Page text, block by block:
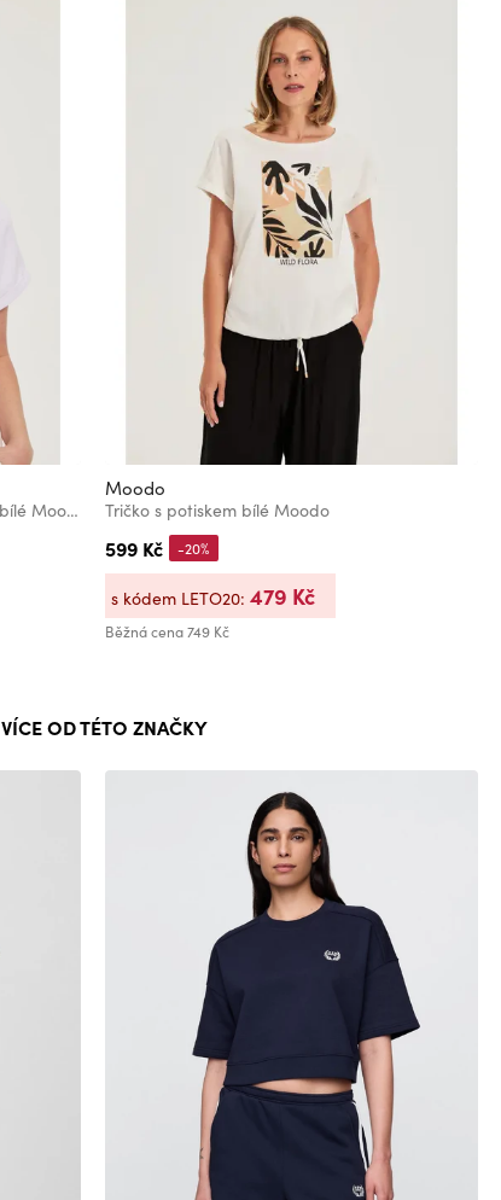
Bavlněné tričko s výstřihem do véčka bílé Moodo
Moodo
Tričko s potiskem bílé Moodo
599 Kč
Běžná cena749 Kč
-20%
s kódem LETO20: 479 Kč
VÍCE OD TÉTO ZNAČKY